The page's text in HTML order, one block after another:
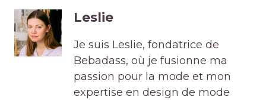
Leslie
Je suis Leslie, fondatrice de
Bebadass, où je fusionne ma
passion pour la mode et mon
expertise en design de mode